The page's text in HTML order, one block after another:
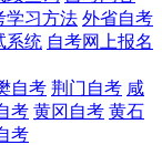
学习方法 外省自考
系统 自考网上报名
自考 荆门自考 咸
考 黄冈自考 黄石
考